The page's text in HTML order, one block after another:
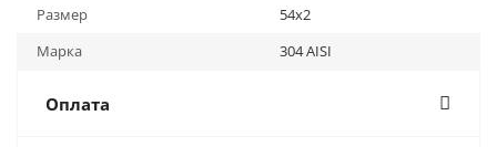
Размер
54х2
Марка
304 AISI
Оплата